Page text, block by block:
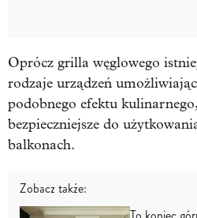
Oprócz grilla węglowego
rodzaje urządzeń
podobnego efektu
bezpieczniejsze do
balkonach.
Zobacz także: